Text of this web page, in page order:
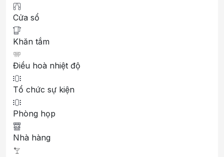
Cửa sổ
Khăn tắm
Điều hoà nhiệt độ
Tổ chức sự kiện
Phòng họp
Nhà hàng